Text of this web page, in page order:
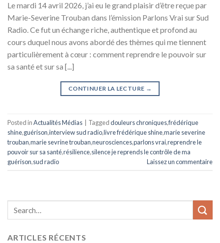
Le mardi 14 avril 2026, j’ai eu le grand plaisir d’être reçue par
Marie-Severine Trouban dans l’émission Parlons Vrai sur Sud
Radio. Ce fut un échange riche, authentique et profond au
cours duquel nous avons abordé des thèmes qui me tiennent
particulièrement à cœur : comment reprendre le pouvoir sur
sa santé et sur sa [...]
CONTINUER LA LECTURE →
Posted inActualités Médias | Taggeddouleurs chroniques,frédérique
shine,guérison,interview sud radio,livre frédérique shine,marie severine
trouban,marie sevrine trouban,neurosciences,parlons vrai,reprendre le
pouvoir sur sa santé,résilience,silence je reprends le contrôle de ma
guérison,sud radio Laissez un commentaire
ARTICLES RÉCENTS